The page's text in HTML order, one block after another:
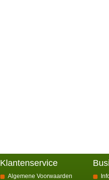
Klantenservice
Algemene Voorwaarden